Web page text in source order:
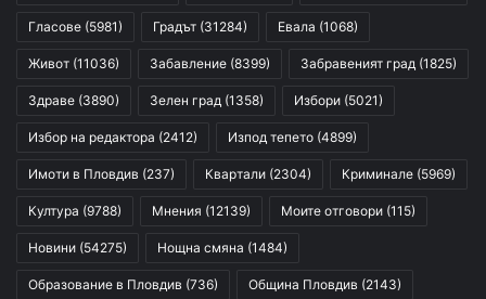
Гласове (5981) Градът (31284) Евала (1068)
Живот (11036) Забавление (8399) Забравеният град (1825)
Здраве (3890) Зелен град (1358) Избори (5021)
Избор на редактора (2412) Изпод тепето (4899)
Имоти в Пловдив (237) Квартали (2304) Криминале (5969)
Култура (9788) Мнения (12139) Моите отговори (115)
Новини (54275) Нощна смяна (1484)
Образование в Пловдив (736) Община Пловдив (2143)